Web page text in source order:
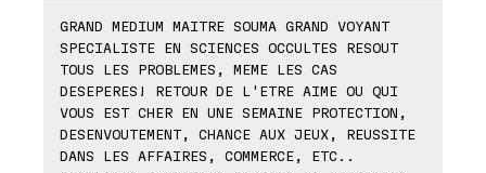
GRAND MEDIUM MAITRE SOUMA GRAND VOYANT
SPECIALISTE EN SCIENCES OCCULTES RESOUT
TOUS LES PROBLEMES, MEME LES CAS
DESEPERES! RETOUR DE L'ETRE AIME OU QUI
VOUS EST CHER EN UNE SEMAINE PROTECTION,
DESENVOUTEMENT, CHANCE AUX JEUX, REUSSITE
DANS LES AFFAIRES, COMMERCE, ETC..